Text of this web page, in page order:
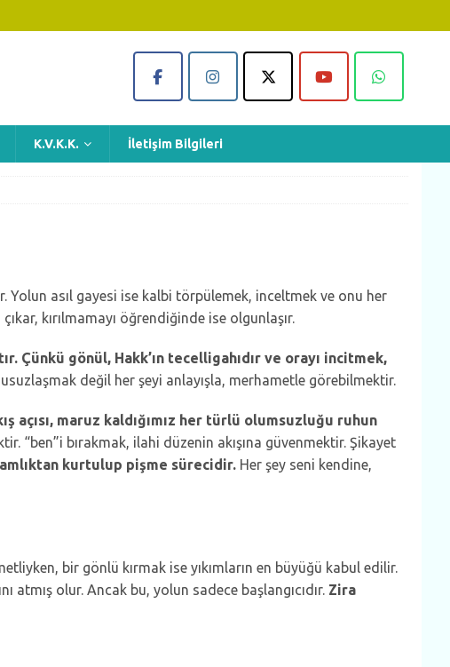
K.V.K.K. İletişim Bilgileri
Yolun asıl gayesi ise kalbi törpülemek, inceltmek ve onu her
kırılmamayı öğrendiğinde ise olgunlaşır.
Çünkü gönül, Hakk’ın tecelligahıdır ve orayı incitmek,
değil her şeyi anlayışla, merhametle görebilmektir.
açısı, maruz kaldığımız her türlü olumsuzluğu ruhun
“ben”i bırakmak, ilahi düzenin akışına güvenmektir. Şikayet
kurtulup pişme sürecidir. Her şey seni kendine,
bir gönlü kırmak ise yıkımların en büyüğü kabul edilir.
atmış olur. Ancak bu, yolun sadece başlangıcıdır. Zira